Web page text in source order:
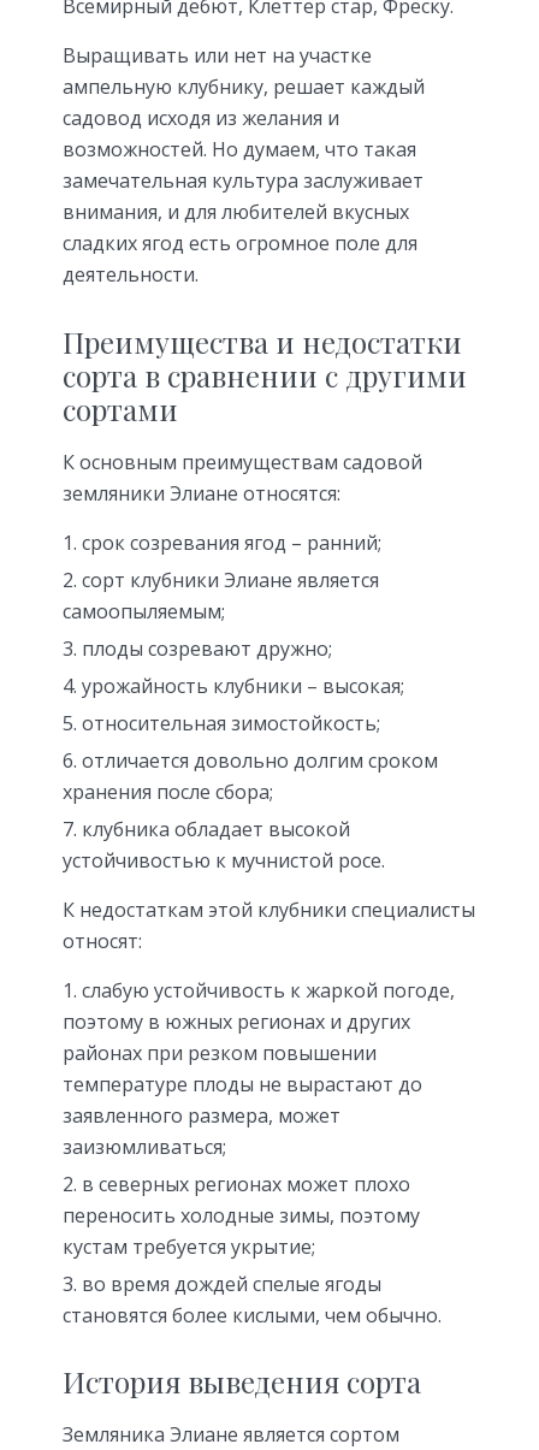
Всемирный дебют, Клеттер стар, Фреску.
Выращивать или нет на участке
ампельную клубнику, решает каждый
садовод исходя из желания и
возможностей. Но думаем, что такая
замечательная культура заслуживает
внимания, и для любителей вкусных
сладких ягод есть огромное поле для
деятельности.
Преимущества и недостатки
сорта в сравнении с другими
сортами
К основным преимуществам садовой
земляники Элиане относятся:
срок созревания ягод – ранний;
сорт клубники Элиане является
самоопыляемым;
плоды созревают дружно;
урожайность клубники – высокая;
относительная зимостойкость;
отличается довольно долгим сроком
хранения после сбора;
клубника обладает высокой
устойчивостью к мучнистой росе.
К недостаткам этой клубники специалисты
относят:
слабую устойчивость к жаркой погоде,
поэтому в южных регионах и других
районах при резком повышении
температуре плоды не вырастают до
заявленного размера, может
заизюмливаться;
в северных регионах может плохо
переносить холодные зимы, поэтому
кустам требуется укрытие;
во время дождей спелые ягоды
становятся более кислыми, чем обычно.
История выведения сорта
Земляника Элиане является сортом